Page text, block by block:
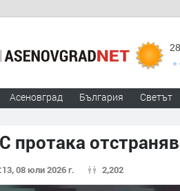
28
Асеновград България Светът
протака
08 юли 2026 г. 2,202